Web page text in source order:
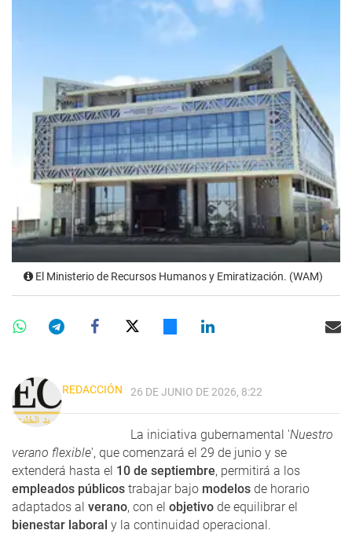
El Ministerio de Recursos Humanos y Emiratización. (WAM)
REDACCIÓN 26 DE JUNIO DE 2026, 8:22
La iniciativa gubernamental 'Nuestro
verano flexible', que comenzará el 29 de junio y se
extenderá hasta el 10 de septiembre, permitirá a los
empleados públicos trabajar bajo modelos de horario
adaptados al verano, con el objetivo de equilibrar el
bienestar laboral y la continuidad operacional.